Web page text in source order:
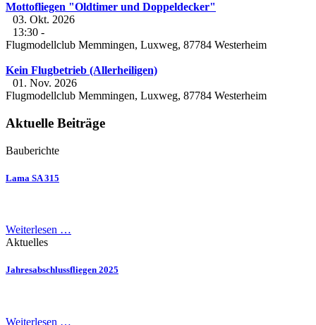
Mottofliegen "Oldtimer und Doppeldecker"
03. Okt. 2026
13:30 -
Flugmodellclub Memmingen, Luxweg, 87784 Westerheim
Kein Flugbetrieb (Allerheiligen)
01. Nov. 2026
Flugmodellclub Memmingen, Luxweg, 87784 Westerheim
Aktuelle Beiträge
Bauberichte
Lama SA 315
Weiterlesen …
Aktuelles
Jahresabschlussfliegen 2025
Weiterlesen …